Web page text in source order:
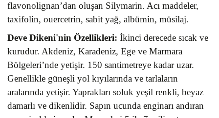
flavonolignan’dan oluşan Silymarin. Acı maddeler,
taxifolin, ouercetrin, sabit yağ, albümin, müsilaj.
Deve Dikeni'nin Özellikleri: İkinci derecede sıcak ve
kurudur. Akdeniz, Karadeniz, Ege ve Marmara
Bölgeleri’nde yetişir. 150 santimetreye kadar uzar.
Genellikle güneşli yol kıyılarında ve tarlaların
aralarında yetişir. Yaprakları soluk yeşil renkli, beyaz
damarlı ve dikenlidir. Sapın ucunda enginarı andıran